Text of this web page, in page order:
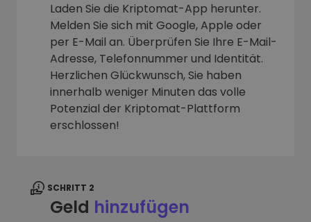
Laden Sie die Kriptomat-App herunter.
Melden Sie sich mit Google, Apple oder
per E-Mail an. Überprüfen Sie Ihre E-Mail-
Adresse, Telefonnummer und Identität.
Herzlichen Glückwunsch, Sie haben
innerhalb weniger Minuten das volle
Potenzial der Kriptomat-Plattform
erschlossen!
SCHRITT 2
Geld hinzufügen